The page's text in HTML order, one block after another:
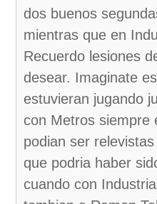
dos buenos
mientras que en
Recuerdo lesiones
desear. Imaginate
estuvieran jugando
con Metros siempre
podian ser
que podria haber
cuando con